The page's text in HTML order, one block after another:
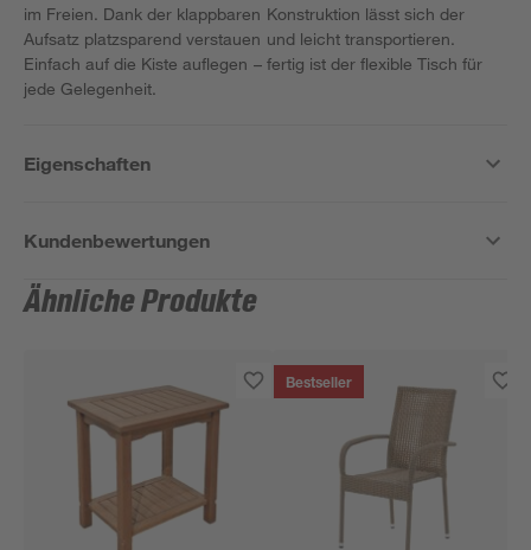
im Freien. Dank der klappbaren Konstruktion lässt sich der
Aufsatz platzsparend verstauen und leicht transportieren.
Einfach auf die Kiste auflegen – fertig ist der flexible Tisch für
jede Gelegenheit.
Eigenschaften
Kundenbewertungen
Ähnliche Produkte
Bestseller